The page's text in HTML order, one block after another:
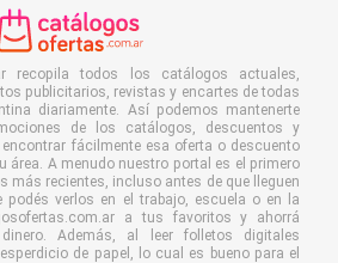
recopila todos los catálogos actuales,
publicitarios, revistas y encartes de todas
diariamente. Así podemos mantenerte
de los catálogos, descuentos y
fácilmente esa oferta o descuento
área. A menudo nuestro portal es el primero
más recientes, incluso antes de que lleguen
podés verlos en el trabajo, escuela o en la
a tus favoritos y ahorrá
Además, al leer folletos digitales
de papel, lo cual es bueno para el